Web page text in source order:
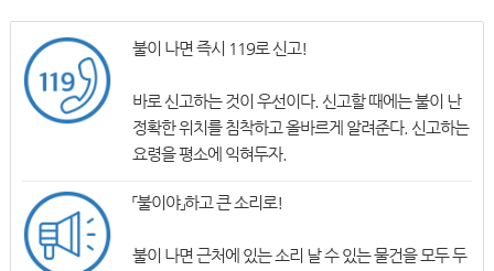
불이 나면 즉시 119로 신고!
바로 신고하는 것이 우선이다. 신고할 때에는 불이 난
정확한 위치를 침착하고 올바르게 알려준다. 신고하는
요령을 평소에 익혀두자.
「불이야」하고 큰 소리로!
불이 나면 근처에 있는 소리 날 수 있는 물건을 모두 두